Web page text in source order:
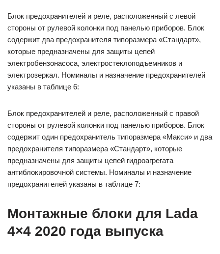
Блок предохранителей и реле, расположенный с левой
стороны от рулевой колонки под панелью приборов. Блок
содержит два предохранителя типоразмера «Стандарт»,
которые предназначены для защиты цепей
электробензонасоса, электростеклоподъемников и
электрозеркал. Номиналы и назначение предохранителей
указаны в таблице 6:
Блок предохранителей и реле, расположенный с правой
стороны от рулевой колонки под панелью приборов. Блок
содержит один предохранитель типоразмера «Макси» и два
предохранителя типоразмера «Стандарт», которые
предназначены для защиты цепей гидроагрегата
антиблокировочной системы. Номиналы и назначение
предохранителей указаны в таблице 7:
Монтажные блоки для Lada
4×4 2020 года выпуска